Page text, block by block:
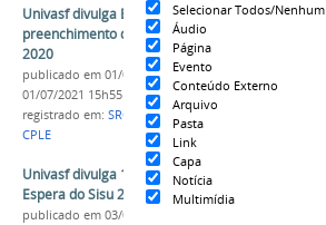
Selecionar Todos/Nenhum
Áudio
Página
Evento
Conteúdo Externo
Arquivo
Pasta
Link
Capa
Notícia
Multimídia
Univasf divulga Edital de Reopção de Curso para
preenchimento de vagas remanescentes do Sisu
2020
publicado em 01/07/2021 —última modificação
01/07/2021 15h55
registrado em: SRCA Sisu 2020, Reopção de Curso
CPLE
Univasf divulga 1ª Convocação da Lista de
Espera do Sisu 2021
publicado em 03/05/2021